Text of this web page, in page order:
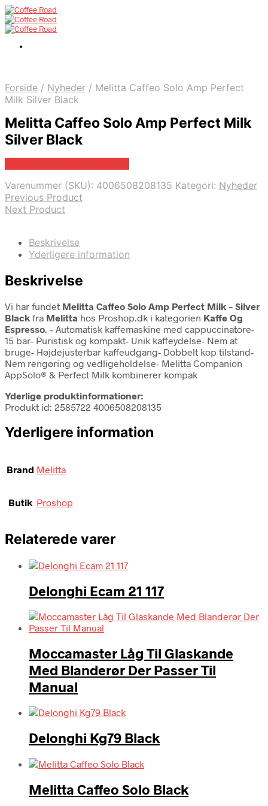
Forside / Nyheder / Melitta Caffeo Solo Amp Perfect
Milk Silver Black
Melitta Caffeo Solo Amp Perfect Milk
Silver Black
Varenummer (SKU): 4006508208135 Kategori: Nyheder
Previous Product
Next Product
Beskrivelse
Yderligere information
Beskrivelse
Vi har fundet Melitta Caffeo Solo Amp Perfect Milk – Silver
Black fra Melitta hos Proshop.dk i kategorien Kaffe Og
Espresso. – Automatisk kaffemaskine med cappuccinatore-
15 bar- Puristisk og kompakt- Unik kaffeydelse- Nem at
bruge- Højdejusterbar kaffeudgang- Dobbelt kop tilstand-
Nem rengøring og vedligeholdelse- Melitta Companion
AppSolo® & Perfect Milk kombinerer kompak
Yderlige produktinformationer:
Produkt id: 2585722 4006508208135
Yderligere information
Brand Melitta
Butik Proshop
Relaterede varer
Delonghi Ecam 21 117
Moccamaster Låg Til Glaskande
Med Blanderør Der Passer Til
Manual
Delonghi Kg79 Black
Melitta Caffeo Solo Black